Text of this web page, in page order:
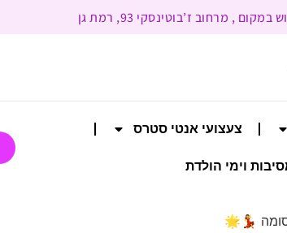
צעצועי אנטי סטרס
וימי הולדת
💃🌟